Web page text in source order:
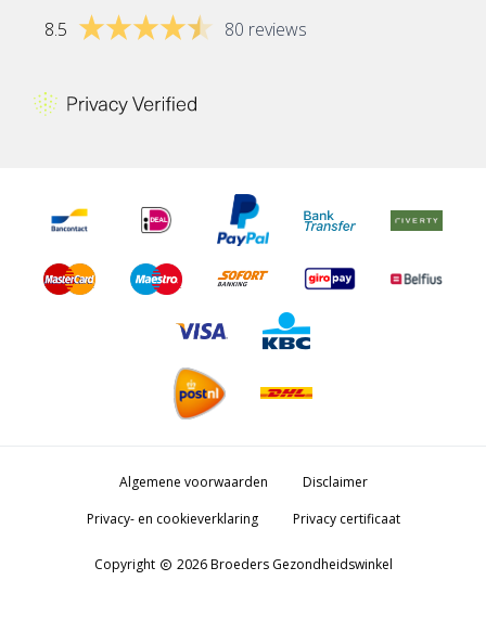
8.5 80 reviews
Algemene voorwaarden
Disclaimer
Privacy- en cookieverklaring
Privacy certificaat
Copyright copyright 2026 Broeders Gezondheidswinkel